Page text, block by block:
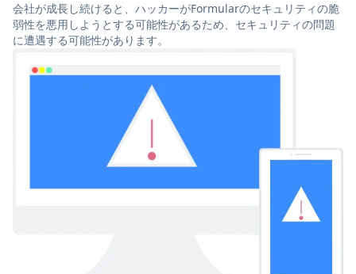
会社が成長し続けると、ハッカーがFormularのセキュリティの脆
弱性を悪用しようとする可能性があるため、セキュリティの問題
に遭遇する可能性があります。